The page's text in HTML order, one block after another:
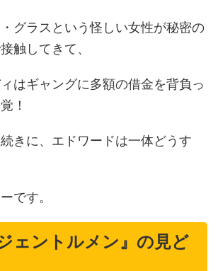
グラスという怪しい女性が秘密の
触してきて、
はギャングに多額の借金を背負っ
！
きに、エドワードは一体どうす
です。
ェントルメン』の見ど